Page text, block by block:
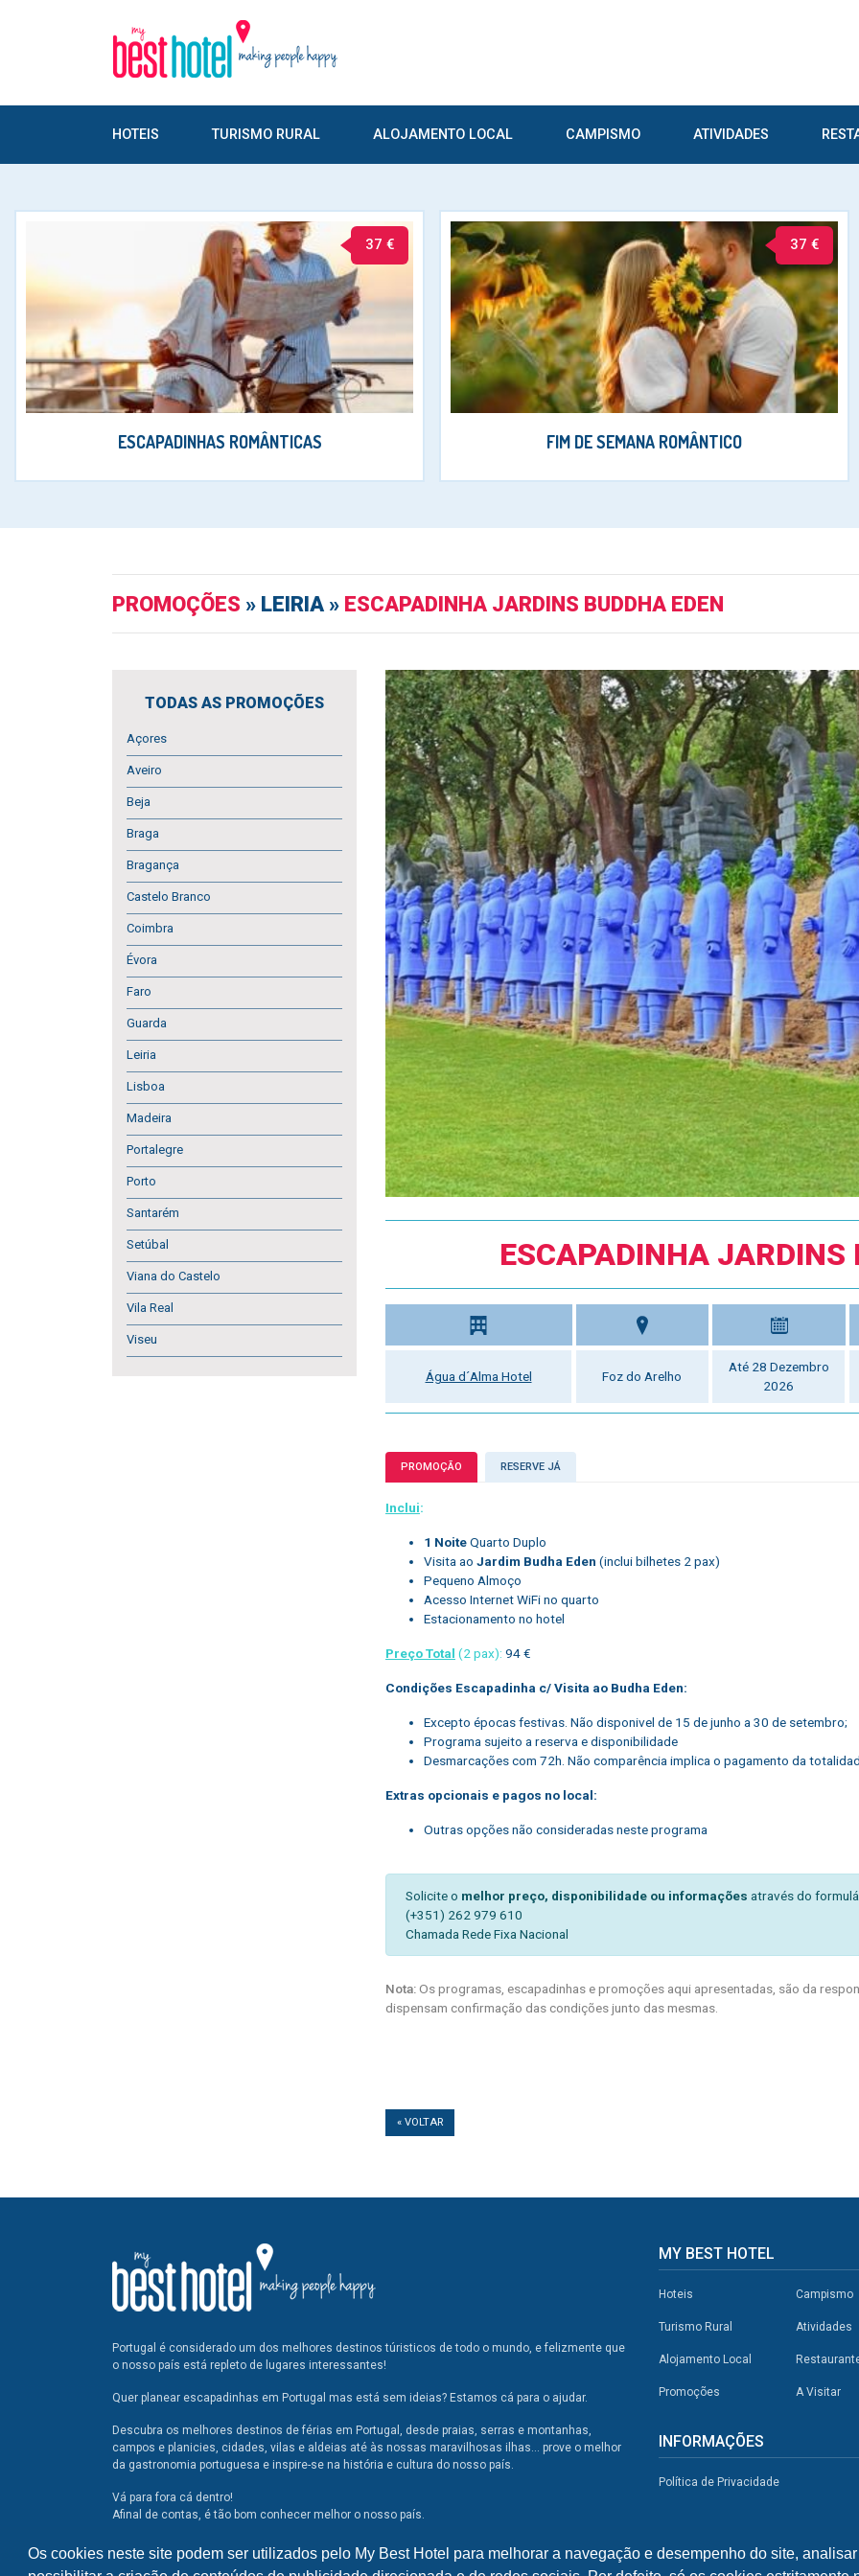
Os cookies neste site podem ser utilizados pelo My Best Hotel para melhorar a navegação e desempenho do site,
HOTEIS TURISMO RURAL ALOJAMENTO LOCAL CAMPISMO ATIVIDADES
37 €
ESCAPADINHAS ROMÂNTICAS
37 €
FIM DE SEMANA ROMÂNTICO
PROMOÇÕES » LEIRIA » ESCAPADINHA JARDINS BUDDHA EDEN
TODAS AS PROMOÇÕES
Açores
Aveiro
Beja
Braga
Bragança
Castelo Branco
Coimbra
Évora
Faro
Guarda
Leiria
Lisboa
Madeira
Portalegre
Porto
Santarém
Setúbal
Viana do Castelo
Vila Real
Viseu
ESCAPADINHA JARDINS
Água d´Alma Hotel Foz do Arelho
Até 28 Dezembro
2026
PROMOÇÃO RESERVE JÁ
Inclui:
1 NoiteQuarto Duplo
Visita ao Jardim Budha Eden (inclui bilhetes 2 pax)
Pequeno Almoço
Acesso Internet WiFi no quarto
Estacionamento no hotel
Preço Total (2 pax): 94 €
Condições Escapadinha c/ Visita ao Budha Eden:
Excepto épocas festivas. Não disponivel de 15 de junho a 30 de setembro;
Programa sujeito a reserva e disponibilidade
Desmarcações com 72h. Não comparência implica o pagamento da
Extras opcionais e pagos no local:
Outras opções não consideradas neste programa
Solicite o melhor preço, disponibilidade ou informações através do
(+351) 262 979 610
Chamada Rede Fixa Nacional
Nota:Os programas, escapadinhas e promoções aqui apresentadas, são da
dispensam confirmação das condições junto das mesmas.
« VOLTAR
Portugal é considerado um dos melhores destinos túristicos de todo o mundo, e felizmente que
o nosso país está repleto de lugares interessantes!
Quer planear escapadinhas em Portugal mas está sem ideias? Estamos cá para o ajudar.
Descubra os melhores destinos de férias em Portugal, desde praias, serras e montanhas,
campos e planicies, cidades, vilas e aldeias até às nossas maravilhosas ilhas... prove o melhor
da gastronomia portuguesa e inspire-se na história e cultura do nosso país.
Vá para fora cá dentro!
Afinal de contas, é tão bom conhecer melhor o nosso país.
MY BEST HOTEL
Hoteis
Turismo Rural
Alojamento Local
Promoções
Campismo
Atividades
A Visitar
INFORMAÇÕES
Política de Privacidade